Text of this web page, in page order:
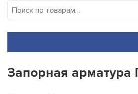
Запорная арматура